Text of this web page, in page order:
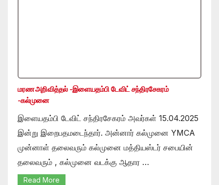
மரண அறிவித்தல் -இளையதம்பி டேவிட் சந்திரசேகரம்
-கல்முனை
இளையதம்பி டேவிட் சந்திரசேகரம் அவர்கள் 15.04.2025
இன்று இறைபதமடைந்தார். அன்னார் கல்முனை YMCA
முன்னாள் தலைவரும் கல்முனை மத்தியஸ்டர் சபையின்
தலைவரும் , கல்முனை வடக்கு ஆதார …
Read More